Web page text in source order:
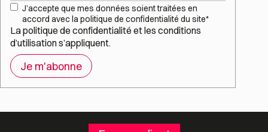
RGPD*
J’accepte que mes données soient traitées en
accord avec la politique de confidentialité du site*
Lapolitique de confidentialité et les conditions
d’utilisations’appliquent.